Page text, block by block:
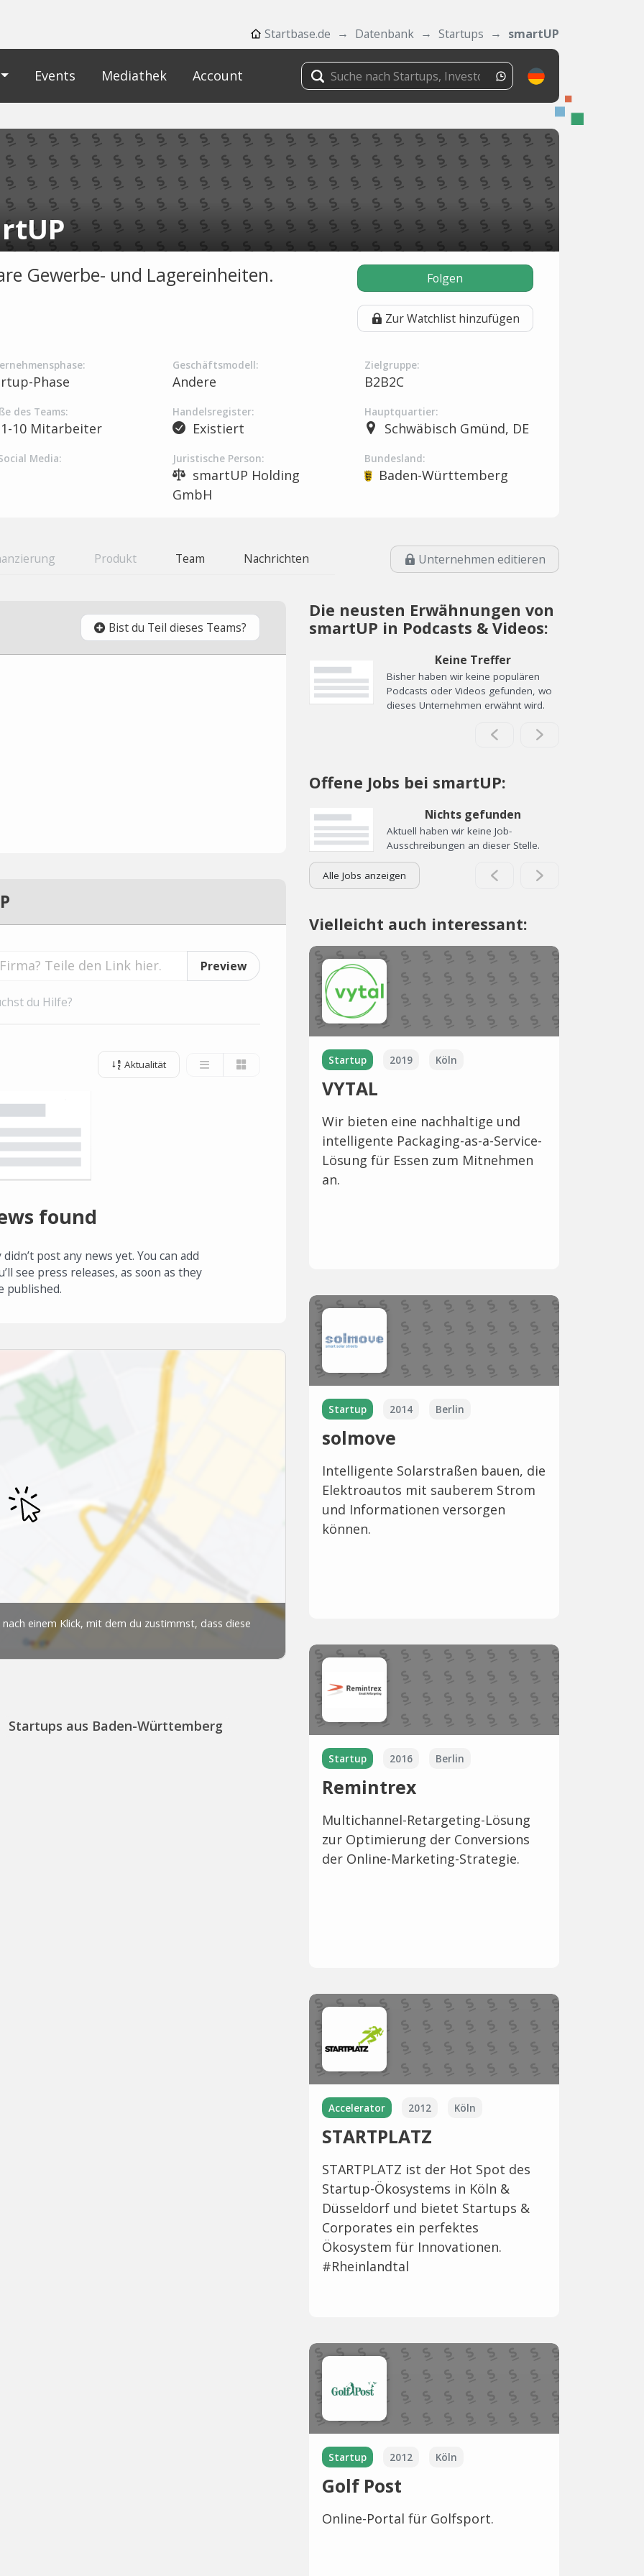
Startbase.de Datenbank Startups smartUP
Events Mediathek Account
Gewerbe- und Lagereinheiten. Folgen
Zur Watchlist hinzufügen
Phase
Geschäftsmodell:
Andere
Zielgruppe:
B2B2C
des Teams:
10 Mitarbeiter
Handelsregister:
Existiert
Hauptquartier:
Schwäbisch Gmünd, DE
Media: Juristische Person:
smartUP Holding
GmbH
Bundesland:
Baden-Württemberg
Produkt Team Nachrichten Unternehmen editieren
Bist du Teil dieses Teams?
Preview
du Hilfe?
Aktualität
found
post any news yet. You can add
see press releases, as soon as they
published.
Startups aus Baden-Württemberg
Die neusten Erwähnungen von
smartUP in Podcasts & Videos:
Keine Treffer
Bisher haben wir keine populären
Podcasts oder Videos gefunden, wo
dieses Unternehmen erwähnt wird.
Offene Jobs bei smartUP:
Nichts gefunden
Aktuell haben wir keine Job-
Ausschreibungen an dieser Stelle.
Alle Jobs anzeigen
Vielleicht auch interessant:
Startup 2019 Köln
VYTAL
Wir bieten eine nachhaltige und
intelligente Packaging-as-a-Service-
Lösung für Essen zum Mitnehmen
an.
Startup 2014 Berlin
solmove
Intelligente Solarstraßen bauen, die
Elektroautos mit sauberem Strom
und Informationen versorgen
können.
Startup 2016 Berlin
Remintrex
Multichannel-Retargeting-Lösung
zur Optimierung der Conversions
der Online-Marketing-Strategie.
Accelerator 2012 Köln
STARTPLATZ
STARTPLATZ ist der Hot Spot des
Startup-Ökosystems in Köln &
Düsseldorf und bietet Startups &
Corporates ein perfektes
Ökosystem für Innovationen.
#Rheinlandtal
Startup 2012 Köln
Golf Post
Online-Portal für Golfsport.